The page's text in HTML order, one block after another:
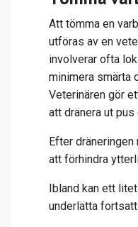
Att tömma en
utföras av en
involverar ofta
minimera smärta
Veterinären gör
att dränera ut
Efter
att förhindra
Ibland kan ett
underlätta